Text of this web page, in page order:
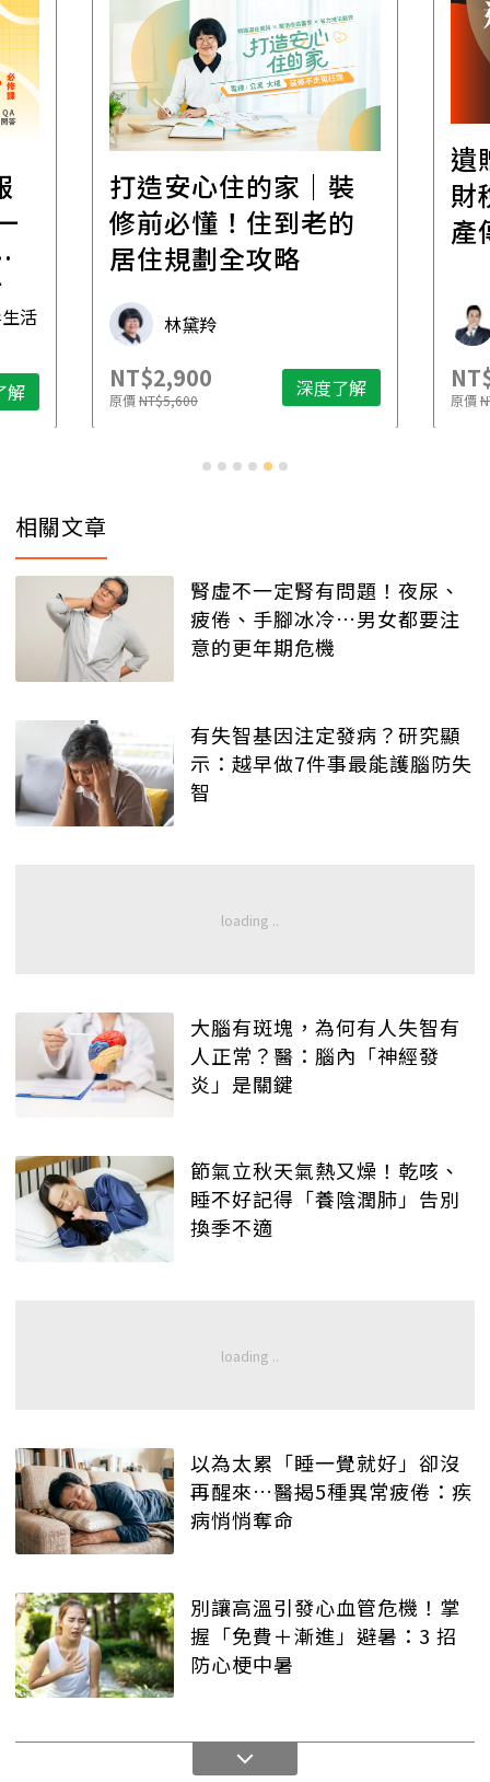
活
解
打造安心住的家｜裝
修前必懂！住到老的
居住規劃全攻略
林黛羚
NT$2,900
原價NT$5,600 深度了解
遺
財
產
原價
相關文章
腎虛不一定腎有問題！夜尿、
疲倦、手腳冰冷…男女都要注
意的更年期危機
有失智基因注定發病？研究顯
示：越早做7件事最能護腦防失
智
大腦有斑塊，為何有人失智有
人正常？醫：腦內「神經發
炎」是關鍵
節氣立秋天氣熱又燥！乾咳、
睡不好記得「養陰潤肺」告別
換季不適
以為太累「睡一覺就好」卻沒
再醒來…醫揭5種異常疲倦：疾
病悄悄奪命
別讓高溫引發心血管危機！掌
握「免費＋漸進」避暑：3 招
防心梗中暑